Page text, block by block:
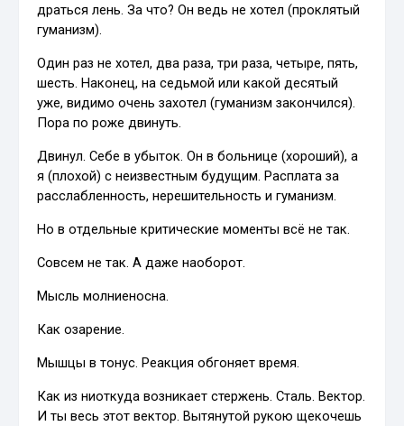
драться лень. За что? Он ведь не хотел (проклятый
гуманизм).
Один раз не хотел, два раза, три раза, четыре, пять,
шесть. Наконец, на седьмой или какой десятый
уже, видимо очень захотел (гуманизм закончился).
Пора по роже двинуть.
Двинул. Себе в убыток. Он в больнице (хороший), а
я (плохой) с неизвестным будущим. Расплата за
расслабленность, нерешительность и гуманизм.
Но в отдельные критические моменты всё не так.
Совсем не так. А даже наоборот.
Мысль молниеносна.
Как озарение.
Мышцы в тонус. Реакция обгоняет время.
Как из ниоткуда возникает стержень. Сталь. Вектор.
И ты весь этот вектор. Вытянутой рукою щекочешь